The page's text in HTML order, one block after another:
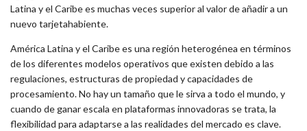
Latina y el Caribe es muchas veces superior al valor de añadir a un
nuevo tarjetahabiente.
América Latina y el Caribe es una región heterogénea en términos
de los diferentes modelos operativos que existen debido a las
regulaciones, estructuras de propiedad y capacidades de
procesamiento. No hay un tamaño que le sirva a todo el mundo, y
cuando de ganar escala en plataformas innovadoras se trata, la
flexibilidad para adaptarse a las realidades del mercado es clave.